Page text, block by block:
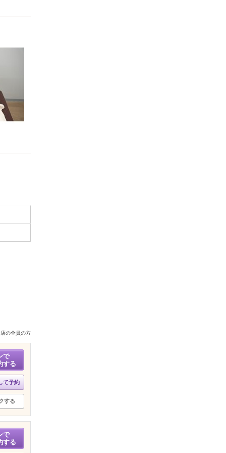
の全員の方
で
する
て予約
する
で
する